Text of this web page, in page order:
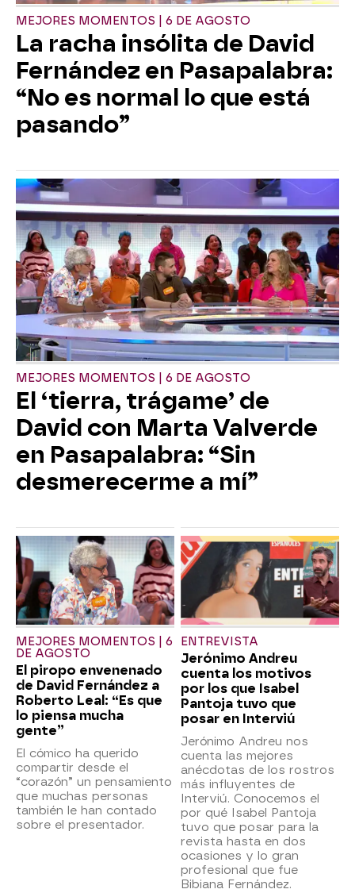
MEJORES MOMENTOS | 6 DE AGOSTO
La racha insólita de David
Fernández en Pasapalabra:
“No es normal lo que está
pasando”
MEJORES MOMENTOS | 6 DE AGOSTO
El ‘tierra, trágame’ de
David con Marta Valverde
en Pasapalabra: “Sin
desmerecerme a mí”
MEJORES MOMENTOS | 6
DE AGOSTO
El piropo envenenado
de David Fernández a
Roberto Leal: “Es que
lo piensa mucha
gente”
El cómico ha querido
compartir desde el
“corazón” un pensamiento
que muchas personas
también le han contado
sobre el presentador.
ENTREVISTA
Jerónimo Andreu
cuenta los motivos
por los que Isabel
Pantoja tuvo que
posar en Interviú
Jerónimo Andreu nos
cuenta las mejores
anécdotas de los rostros
más influyentes de
Interviú. Conocemos el
por qué Isabel Pantoja
tuvo que posar para la
revista hasta en dos
ocasiones y lo gran
profesional que fue
Bibiana Fernández.